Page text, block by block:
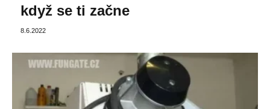
když se ti začne
8.6.2022